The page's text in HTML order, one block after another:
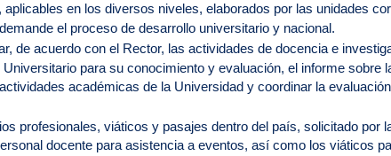
en los diversos niveles, elaborados por las unidades
el proceso de desarrollo universitario y nacional.
de acuerdo con el Rector, las actividades de docencia e
para su conocimiento y evaluación, el informe sobre
académicas de la Universidad y coordinar la
profesionales, viáticos y pasajes dentro del país, solicitado por
docente para asistencia a eventos, así como los viáticos